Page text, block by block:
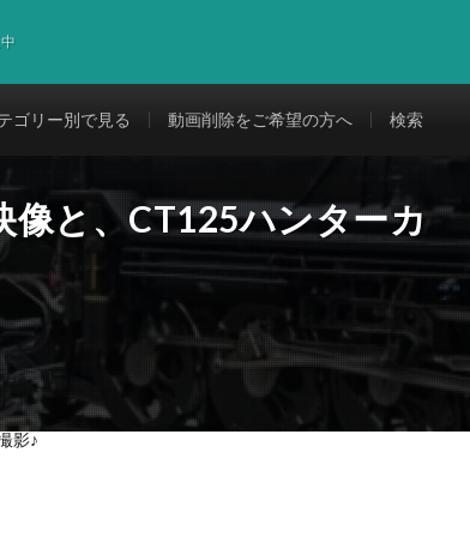
ゴリー別で見る 動画削除をご希望の方へ 検索
像と、CT125ハンターカ
影♪